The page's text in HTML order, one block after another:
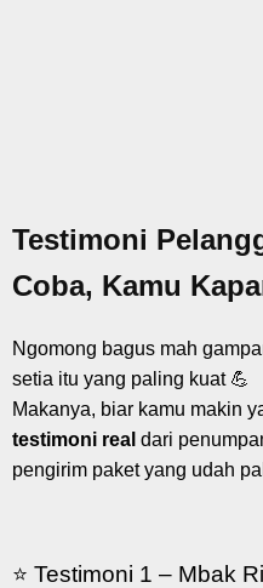
Testimoni
Coba, Kamu
Ngomong bagus mah
setia itu yang paling kuat 💪
Makanya, biar kamu makin
testimoni real dari
pengirim paket yang udah
⭐ Testimoni 1 – Mbak